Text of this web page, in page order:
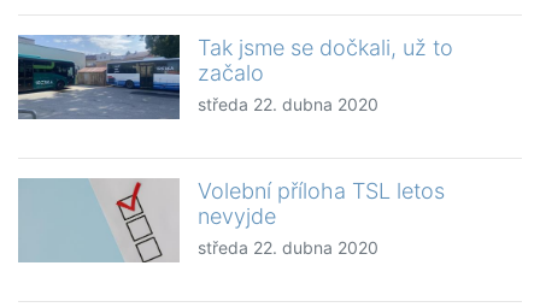
Tak jsme se dočkali, už to
začalo
středa 22. dubna 2020
Volební příloha TSL letos
nevyjde
středa 22. dubna 2020